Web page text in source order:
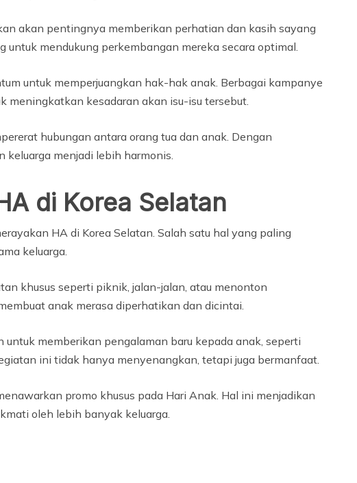
akan pentingnya memberikan perhatian dan kasih sayang
mendukung perkembangan mereka secara optimal.
untuk memperjuangkan hak-hak anak. Berbagai kampanye
meningkatkan kesadaran akan isu-isu tersebut.
hubungan antara orang tua dan anak. Dengan
menjadi lebih harmonis.
di Korea Selatan
HA di Korea Selatan. Salah satu hal yang paling
keluarga.
khusus seperti piknik, jalan-jalan, atau menonton
anak merasa diperhatikan dan dicintai.
untuk memberikan pengalaman baru kepada anak, seperti
ini tidak hanya menyenangkan, tetapi juga bermanfaat.
promo khusus pada Hari Anak. Hal ini menjadikan
oleh lebih banyak keluarga.